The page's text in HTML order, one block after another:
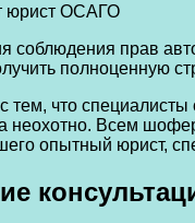
юрист ОСАГО
соблюдения прав
полноценную
с тем, что
неохотно. Всем
опытный юрист,